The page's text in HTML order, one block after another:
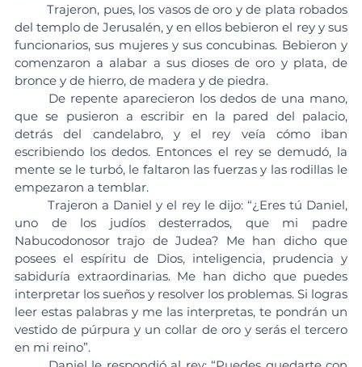
	Trajeron, pues, los vasos de oro y de plata robados
del templo de Jerusalén, y en ellos bebieron el rey y sus
funcionarios, sus mujeres y sus concubinas. Bebieron y
comenzaron a alabar a sus dioses de oro y plata, de
bronce y de hierro, de madera y de piedra.
que se pusieron a escribir en la pared del palacio,
detrás del candelabro, y el rey veía cómo iban
escribiendo los dedos. Entonces el rey se demudó, la
mente se le turbó, le faltaron las fuerzas y las rodillas le
empezaron a temblar.
	Trajeron a Daniel y el rey le dijo: “¿Eres tú Daniel,
uno de los judíos desterrados, que mi padre
Nabucodonosor trajo de Judea? Me han dicho que
posees el espíritu de Dios, inteligencia, prudencia y
sabiduría extraordinarias. Me han dicho que puedes
interpretar los sueños y resolver los problemas. Si logras
leer estas palabras y me las interpretas, te pondrán un
vestido de púrpura y un collar de oro y serás el tercero
en mi reino”.